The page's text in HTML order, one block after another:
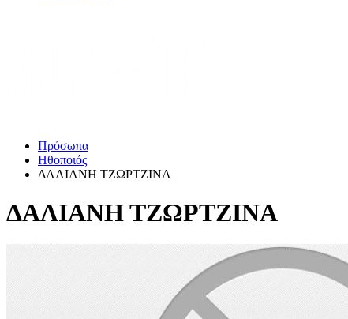
Πρόσωπα
Ηθοποιός
ΔΑΛΙΑΝΗ ΤΖΩΡΤΖΙΝΑ
ΔΑΛΙΑΝΗ ΤΖΩΡΤΖΙΝΑ